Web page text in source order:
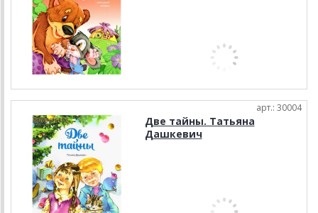
арт.: 30004
Две тайны. Татьяна
Дашкевич